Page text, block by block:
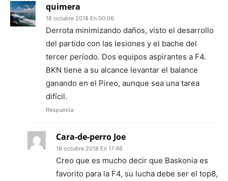
quimera
18 octubre 2018 En 00:06
Derrota minimizando daños, visto el desarrollo
del partido con las lesiones y el bache del
tercer período. Dos equipos aspirantes a F4.
BKN tiene a su alcance levantar el balance
ganando en el Pireo, aunque sea una tarea
difícil.
Respuesta
Cara-de-perro Joe
18 octubre 2018 En 17:46
Creo que es mucho decir que Baskonia es
favorito para la F4, su lucha debe ser el top8,